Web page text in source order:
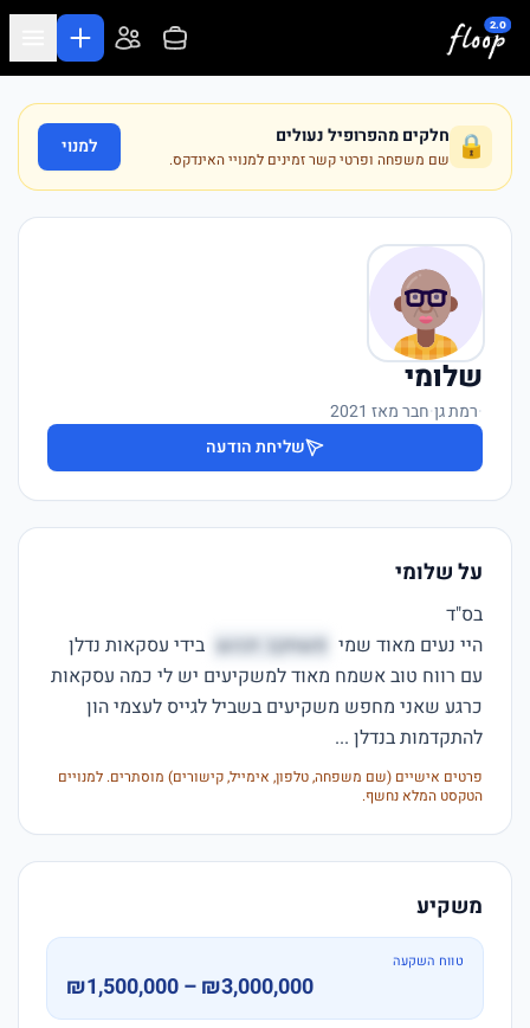
דלג לתוכן המרכזי
🔒 חלקים מהפרופיל נעולים
שם משפחה ופרטי קשר זמינים למנויי האינדקס.
למנוי
שלומי
·רמת גן·חבר מאז 2021
שליחת הודעה
על שלומי
היי נעים מאוד שמי פשחקכ זכהש
להתקדמות בנדלן ...
פרטים אישיים (שם משפחה, טלפון, אימייל, קישורים) מוסתרים. למנויים
הטקסט המלא נחשף.
משקיע
טווח השקעה
₪1,500,000 – ₪3,000,000